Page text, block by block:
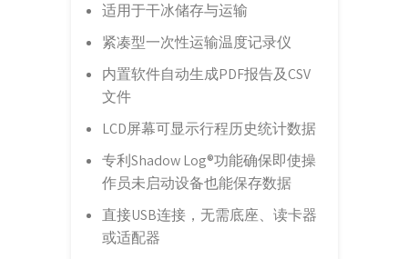
适用于干冰储存与运输
紧凑型一次性运输温度记录仪
内置软件自动生成PDF报告及CSV
文件
LCD屏幕可显示行程历史统计数据
专利Shadow Log®功能确保即使操
作员未启动设备也能保存数据
直接USB连接，无需底座、读卡器
或适配器